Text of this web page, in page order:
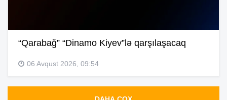
“Qarabağ” “Dinamo Kiyev”lə qarşılaşacaq
06 Avqust 2026, 09:54